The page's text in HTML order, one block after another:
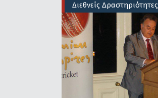
Διεθνείς Δραστηριότητες